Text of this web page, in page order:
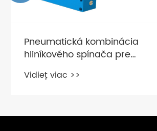
Pneumatická kombinácia
hliníkového spínača pre
automatickým vystavením
Vidieť viac >>